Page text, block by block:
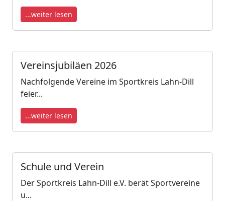
...weiter lesen
Vereinsjubiläen 2026
Nachfolgende Vereine im Sportkreis Lahn-Dill
feier...
...weiter lesen
Schule und Verein
Der Sportkreis Lahn-Dill e.V. berät Sportvereine
u...